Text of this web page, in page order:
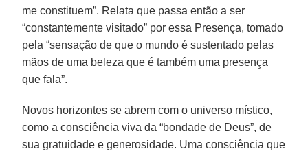
me constituem”. Relata que passa então a ser
“constantemente visitado” por essa Presença, tomado
pela “sensação de que o mundo é sustentado pelas
mãos de uma beleza que é também uma presença
que fala”.
Novos horizontes se abrem com o universo místico,
como a consciência viva da “bondade de Deus”, de
sua gratuidade e generosidade. Uma consciência que